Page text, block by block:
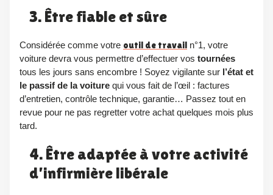
3. Être fiable et sûre
Considérée comme votre outil de travail n°1, votre
voiture devra vous permettre d’effectuer vos tournées
tous les jours sans encombre ! Soyez vigilante sur l’état et
le passif de la voiture qui vous fait de l’œil : factures
d’entretien, contrôle technique, garantie… Passez tout en
revue pour ne pas regretter votre achat quelques mois plus
tard.
4. Être adaptée à votre activité
d’infirmière libérale